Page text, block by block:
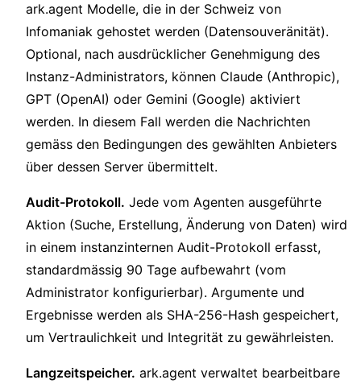
ark.agent Modelle, die in der Schweiz von
Infomaniak gehostet werden (Datensouveränität).
Optional, nach ausdrücklicher Genehmigung des
Instanz-Administrators, können Claude (Anthropic),
GPT (OpenAI) oder Gemini (Google) aktiviert
werden. In diesem Fall werden die Nachrichten
gemäss den Bedingungen des gewählten Anbieters
über dessen Server übermittelt.
Audit-Protokoll. Jede vom Agenten ausgeführte
Aktion (Suche, Erstellung, Änderung von Daten) wird
in einem instanzinternen Audit-Protokoll erfasst,
standardmässig 90 Tage aufbewahrt (vom
Administrator konfigurierbar). Argumente und
Ergebnisse werden als SHA-256-Hash gespeichert,
um Vertraulichkeit und Integrität zu gewährleisten.
Langzeitspeicher. ark.agent verwaltet bearbeitbare